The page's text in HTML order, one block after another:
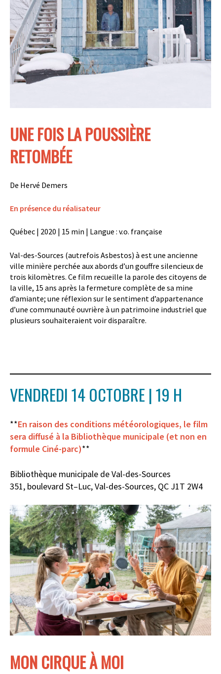
UNE FOIS LA POUSSIÈRE
RETOMBÉE
De Hervé Demers
En présence du réalisateur
Québec | 2020 | 15 min | Langue : v.o. française
Val-des-Sources (autrefois Asbestos) à est une ancienne
ville minière perchée aux abords d’un gouffre silencieux de
trois kilomètres. Ce film recueille la parole des citoyens de
la ville, 15 ans après la fermeture complète de sa mine
d’amiante; une réflexion sur le sentiment d’appartenance
d’une communauté ouvrière à un patrimoine industriel que
plusieurs souhaiteraient voir disparaître.
VENDREDI 14 OCTOBRE | 19 H
**En raison des conditions météorologiques, le film
sera diffusé à la Bibliothèque municipale (et non en
formule Ciné-parc)**
Bibliothèque municipale de Val-des-Sources
351, boulevard St–Luc, Val-des-Sources, QC J1T 2W4
MON CIRQUE À MOI